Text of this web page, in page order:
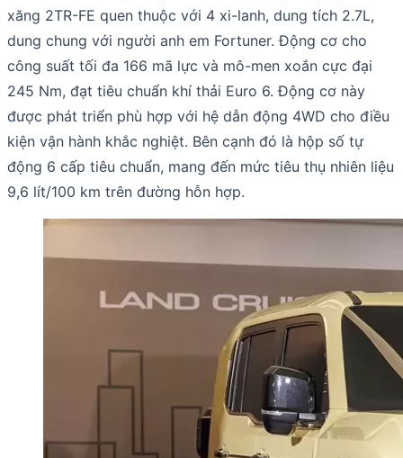
xăng 2TR-FE quen thuộc với 4 xi-lanh, dung tích 2.7L,
dung chung với người anh em Fortuner. Động cơ cho
công suất tối đa 166 mã lực và mô-men xoắn cực đại
245 Nm, đạt tiêu chuẩn khí thải Euro 6. Động cơ này
được phát triển phù hợp với hệ dẫn động 4WD cho điều
kiện vận hành khắc nghiệt. Bên cạnh đó là hộp số tự
động 6 cấp tiêu chuẩn, mang đến mức tiêu thụ nhiên liệu
9,6 lít/100 km trên đường hỗn hợp.